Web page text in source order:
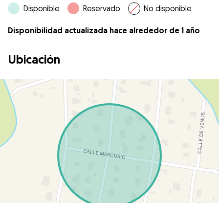
Disponible Reservado No disponible
Disponibilidad actualizada hace alrededor de 1 año
Ubicación